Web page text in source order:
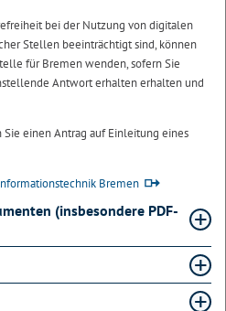
bei der Nutzung von digitalen
Stellen beeinträchtigt sind, können
für Bremen wenden, sofern Sie
Antwort erhalten erhalten und
einen Antrag auf Einleitung eines
Bremen
(insbesondere PDF-